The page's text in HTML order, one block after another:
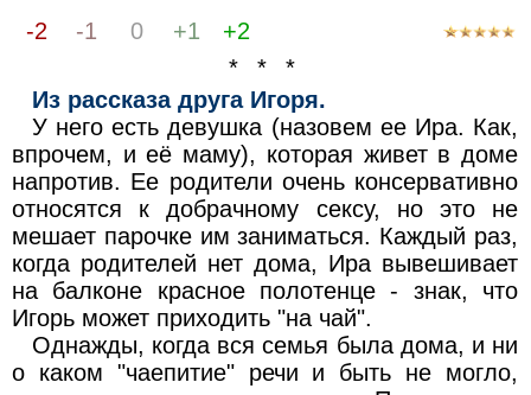
-2
-1 0 +1
+2
* * *
Из рассказа друга Игоря.
У него есть девушка (назовем ее Ира. Как,
впрочем, и её маму), которая живет в доме
напротив. Ее родители очень консервативно
относятся к добрачному ceксу, но это не
мешает парочке им заниматься. Каждый раз,
когда родителей нет дома, Ира вывешивает
на балконе красное полотенце - знак, что
Игорь может приходить "на чай".
Однажды, когда вся семья была дома, и ни
о каком "чаепитие" речи и быть не могло,